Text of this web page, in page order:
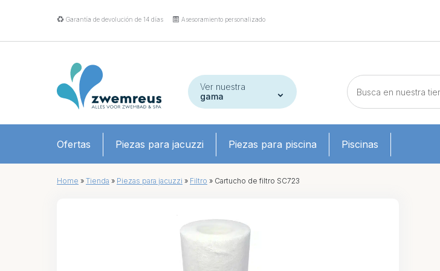
Garantía de devolución de 14 días Asesoramiento personalizado
Ver nuestra
gama
Ofertas Piezas para jacuzzi Piezas para piscina Piscinas
Home » Tienda » Piezas para jacuzzi » Filtro » Cartucho de filtro SC723